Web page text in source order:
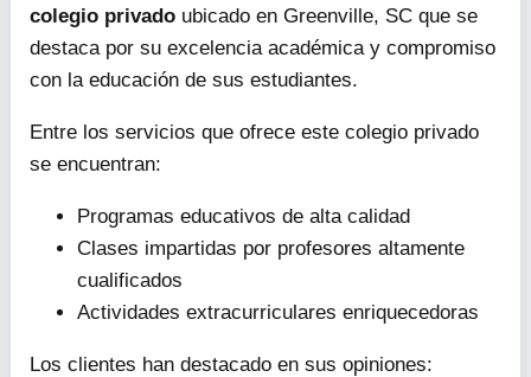
colegio privado ubicado en Greenville, SC que se
destaca por su excelencia académica y compromiso
con la educación de sus estudiantes.
Entre los servicios que ofrece este colegio privado
se encuentran:
Programas educativos de alta calidad
Clases impartidas por profesores altamente
cualificados
Actividades extracurriculares enriquecedoras
Los clientes han destacado en sus opiniones: